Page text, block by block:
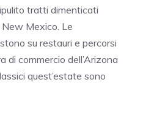
tratti dimenticati
Mexico. Le
su restauri e percorsi
di commercio dell’Arizona
quest’estate sono